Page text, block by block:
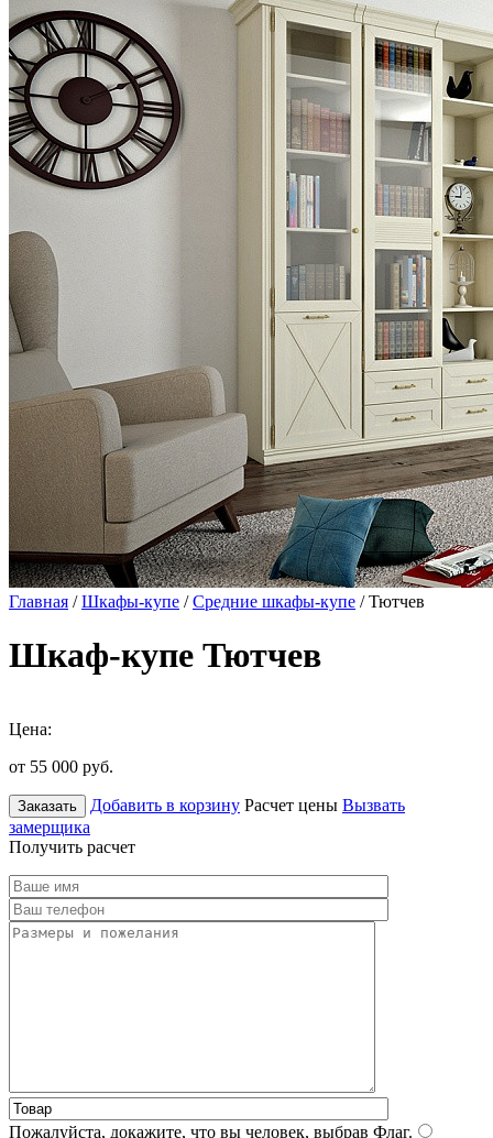
Главная /Шкафы-купе /Средние шкафы-купе / Тютчев
Шкаф-купе Тютчев
Цена:
от 55 000 руб.
Заказать Добавить в корзину Расчет цены Вызвать
замерщика
Получить расчет
Пожалуйста, докажите, что вы человек, выбрав Флаг.